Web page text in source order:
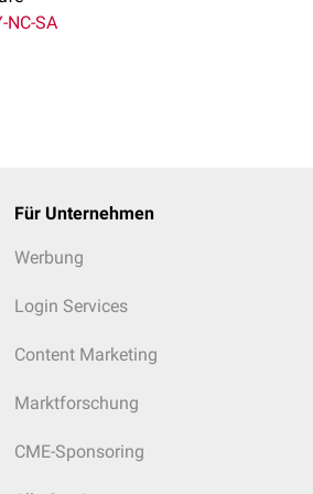
NC-SA
Für Unternehmen
Werbung
Login Services
Content Marketing
Marktforschung
CME-Sponsoring